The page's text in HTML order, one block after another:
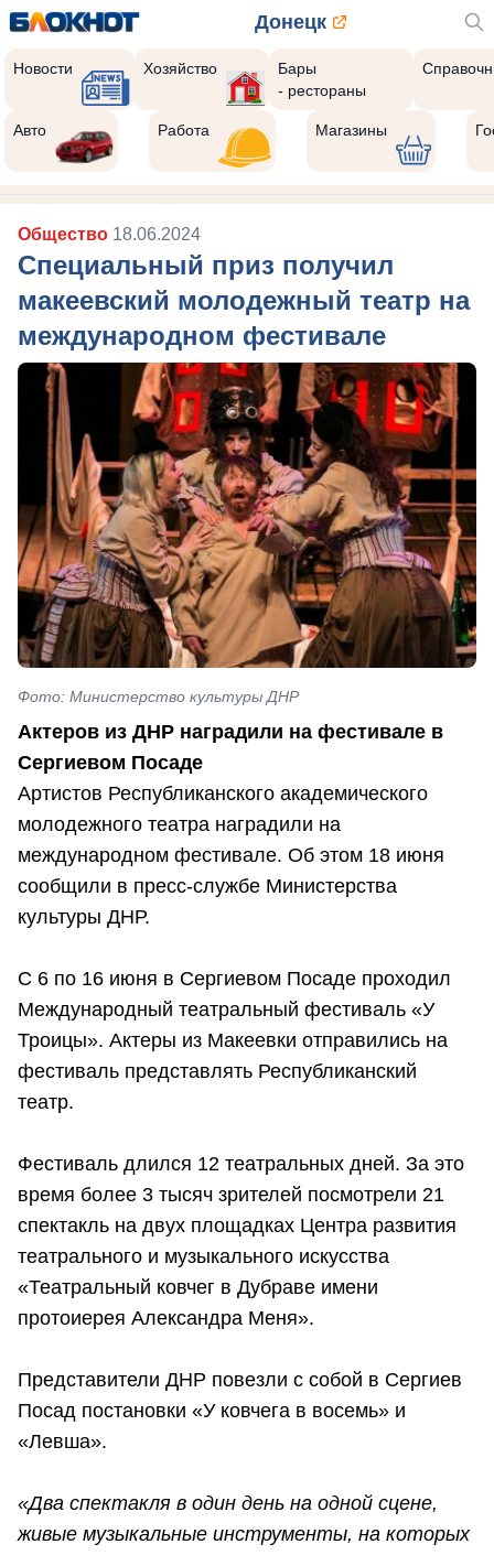
Донецк
Новости Хозяйство
Бары
- рестораны
Авто Работа Магазины
Общество 18.06.2024
Специальный приз получил
макеевский молодежный театр на
международном фестивале
Фото: Министерство культуры ДНР
Актеров из ДНР наградили на фестивале в
Сергиевом Посаде
Артистов Республиканского академического
молодежного театра наградили на
международном фестивале. Об этом 18 июня
сообщили в пресс-службе Министерства
культуры ДНР.
С 6 по 16 июня в Сергиевом Посаде проходил
Международный театральный фестиваль «У
Троицы». Актеры из Макеевки отправились на
фестиваль представлять Республиканский
театр.
Фестиваль длился 12 театральных дней. За это
время более 3 тысяч зрителей посмотрели 21
спектакль на двух площадках Центра развития
театрального и музыкального искусства
«Театральный ковчег в Дубраве имени
протоиерея Александра Меня».
Представители ДНР повезли с собой в Сергиев
Посад постановки «У ковчега в восемь» и
«Левша».
«Два спектакля в один день на одной сцене,
живые музыкальные инструменты, на которых